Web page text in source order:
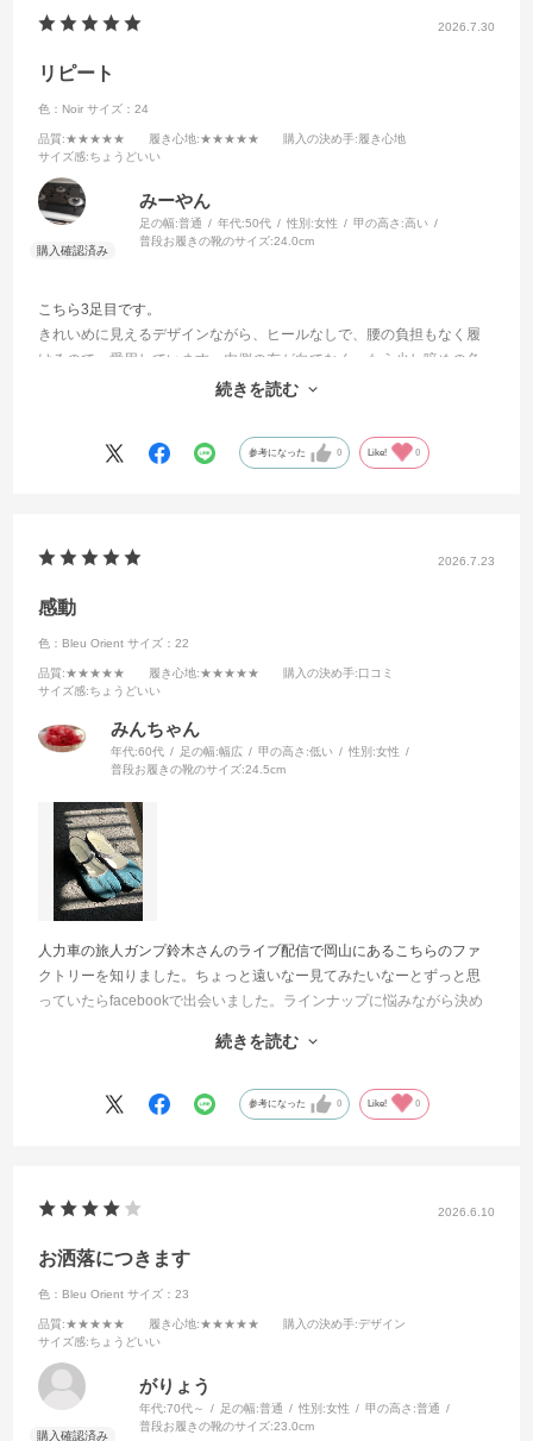
2026.7.30
リピート
色：Noir サイズ：24
品質:★★★★★ 履き心地:★★★★★ 購入の決め手:履き心地
サイズ感:ちょうどいい
みーやん
足の幅:普通 年代:50代 性別:女性 甲の高さ:高い
普段お履きの靴のサイズ:24.0cm
こちら3足目です。
きれいめに見えるデザインながら、ヒールなしで、腰の負担もなく履
けるので、愛用しています。内側の布が白でなく、もう少し暗めの色
だとありがたいなとは思います。履き心地は文句なし。ストラップも
続きを読む
参考になった 0 Like! 0
2026.7.23
感動
色：Bleu Orient サイズ：22
品質:★★★★★ 履き心地:★★★★★ 購入の決め手:口コミ
サイズ感:ちょうどいい
みんちゃん
年代:60代 足の幅:幅広 甲の高さ:低い 性別:女性
普段お履きの靴のサイズ:24.5cm
人力車の旅人ガンプ鈴木さんのライブ配信で岡山にあるこちらのファ
クトリーを知りました。ちょっと遠いなー見てみたいなーとずっと思
っていたらfacebookで出会いました。ラインナップに悩みながら決め
続きを読む
参考になった 0 Like! 0
2026.6.10
お洒落につきます
色：Bleu Orient サイズ：23
品質:★★★★★ 履き心地:★★★★★ 購入の決め手:デザイン
サイズ感:ちょうどいい
がりょう
年代:70代～ 足の幅:普通 性別:女性 甲の高さ:普通
普段お履きの靴のサイズ:23.0cm